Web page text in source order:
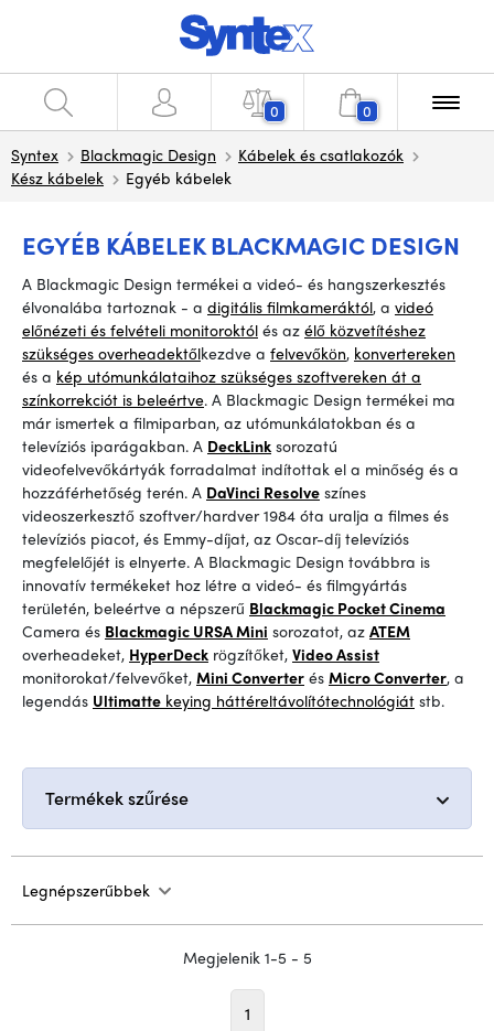
0 0
Syntex Blackmagic Design
Kábelek és csatlakozók
Kész kábelek
Egyéb kábelek
EGYÉB KÁBELEK BLACKMAGIC DESIGN
A Blackmagic Design termékei a videó- és hangszerkesztés
élvonalába tartoznak - a digitális filmkameráktól, a videó
előnézeti és felvételi monitoroktól és az élő közvetítéshez
szükséges overheadektőlkezdve a felvevőkön, konvertereken
és a kép utómunkálataihoz szükséges szoftvereken át a
színkorrekciót is beleértve. A Blackmagic Design termékei ma
már ismertek a filmiparban, az utómunkálatokban és a
televíziós iparágakban. A DeckLink sorozatú
videofelvevőkártyák forradalmat indítottak el a minőség és a
hozzáférhetőség terén. A DaVinci Resolve színes
videoszerkesztő szoftver/hardver 1984 óta uralja a filmes és
televíziós piacot, és Emmy-díjat, az Oscar-díj televíziós
megfelelőjét is elnyerte. A Blackmagic Design továbbra is
innovatív termékeket hoz létre a videó- és filmgyártás
területén, beleértve a népszerű Blackmagic Pocket Cinema
Camera és Blackmagic URSA Mini sorozatot, az ATEM
overheadeket, HyperDeck rögzítőket, Video Assist
monitorokat/felvevőket, Mini Converter és Micro Converter, a
legendás Ultimatte keying háttéreltávolítótechnológiát stb.
Termékek szűrése
Legnépszerűbbek
Megjelenik 1-5 - 5
1